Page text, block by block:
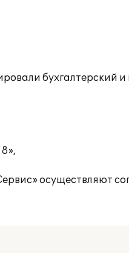
бухгалтерский
осуществляют